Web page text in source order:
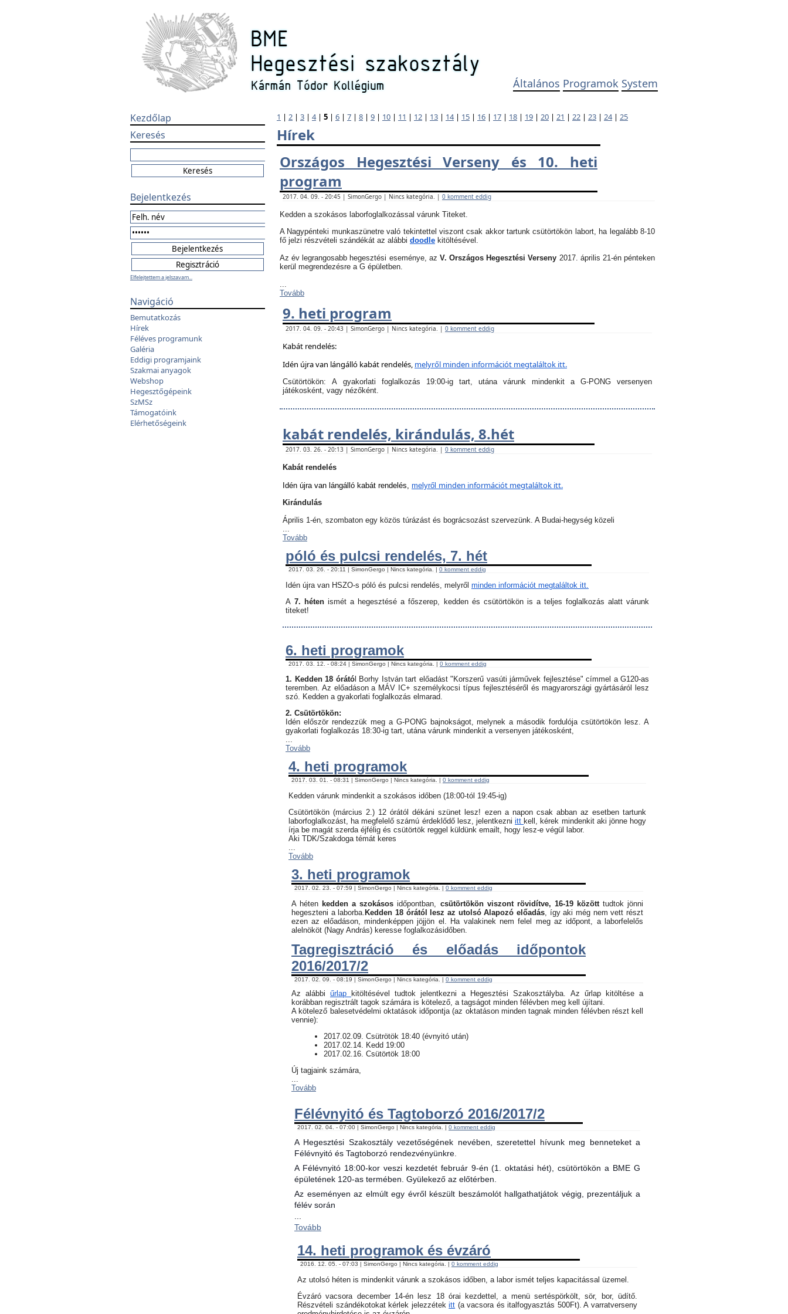
Általános Programok System
Kezdőlap
Keresés
Bejelentkezés
Elfelejtettem a jelszavam...
Navigáció
Bemutatkozás
Hírek
Féléves programunk
Galéria
Eddigi programjaink
Szakmai anyagok
Webshop
Hegesztőgépeink
SzMSz
Támogatóink
Elérhetőségeink
1 | 2 | 3 | 4| 5 | 6 | 7 | 8 | 9 | 10 | 11 | 12 | 13 | 14| 15 | 16 | 17 | 18 | 19 | 20 | 21 | 22 | 23 | 24| 25
Hírek
Országos Hegesztési Verseny és 10. heti
program
2017. 04. 09. - 20:45 | SimonGergo | Nincs kategória. | 0 komment eddig
Kedden a szokásos laborfoglalkozással várunk Titeket.
A Nagypénteki munkaszünetre való tekintettel viszont csak akkor tartunk csütörtökön labort, ha legalább 8-10
fő jelzi részvételi szándékát az alábbi doodle kitöltésével.
Az év legrangosabb hegesztési eseménye, az V. Országos Hegesztési Verseny 2017. április 21-én pénteken
kerül megrendezésre a G épületben.
...
Tovább
9. heti program
2017. 04. 09. - 20:43 | SimonGergo | Nincs kategória. | 0 komment eddig
Kabát rendelés:
Idén újra van lángálló kabát rendelés, melyről minden információt megtaláltok itt.
Csütörtökön: A gyakorlati foglalkozás 19:00-ig tart, utána várunk mindenkit a G-PONG versenyen
játékosként, vagy nézőként.
kabát rendelés, kirándulás, 8.hét
2017. 03. 26. - 20:13 | SimonGergo | Nincs kategória. | 0 komment eddig
Kabát rendelés
Idén újra van lángálló kabát rendelés, melyről minden információt megtaláltok itt.
Kirándulás
Április 1-én, szombaton egy közös túrázást és bográcsozást szervezünk. A Budai-hegység közeli
...
Tovább
póló és pulcsi rendelés, 7. hét
2017. 03. 26. - 20:11 | SimonGergo | Nincs kategória. | 0 komment eddig
Idén újra van HSZO-s póló és pulcsi rendelés, melyről minden információt megtaláltok itt.
A7. hétenismét a hegesztésé a főszerep, kedden és csütörtökön is a teljes foglalkozás alatt várunk
titeket!
6. heti programok
2017. 03. 12. - 08:24 | SimonGergo | Nincs kategória. | 0 komment eddig
1. Kedden 18 órától Borhy István tart előadást "Korszerű vasúti járművek fejlesztése" címmel a G120-as
teremben. Az előadáson a MÁV IC+ személykocsi típus fejlesztéséről és magyarországi gyártásáról lesz
szó. Kedden a gyakorlati foglalkozás elmarad.
2. Csütörtökön:
Idén először rendezzük meg a G-PONG bajnokságot, melynek a második fordulója csütörtökön lesz. A
gyakorlati foglalkozás 18:30-ig tart, utána várunk mindenkit a versenyen játékosként,
...
Tovább
4. heti programok
2017. 03. 01. - 08:31 | SimonGergo | Nincs kategória. | 0 komment eddig
Kedden várunk mindenkit a szokásos időben (18:00-tól 19:45-ig)
Csütörtökön (március 2.) 12 órától dékáni szünet lesz! ezen a napon csak abban az esetben tartunk
laborfoglalkozást, ha megfelelő számú érdeklődő lesz, jelentkezniitt kell, kérek mindenkit aki jönne hogy
írja be magát szerda éjfélig és csütörtök reggel küldünk emailt, hogy lesz-e végül labor.
Aki TDK/Szakdoga témát keres
Tovább
3. heti programok
2017. 02. 23. - 07:59 | SimonGergo | Nincs kategória. | 0 komment eddig
A héten kedden a szokásos időpontban, csütörtökön viszont rövidítve, 16-19 között tudtok jönni
hegeszteni a laborba.Kedden 18 órától lesz az utolsó Alapozó előadás , így aki még nem vett részt
ezen az előadáson, mindenképpen jöjjön el. Ha valakinek nem felel meg az időpont, a laborfelelős
alelnököt (Nagy András) keresse foglalkozásidőben.
Tagregisztráció és előadás időpontok
2016/2017/2
2017. 02. 09. - 08:19 | SimonGergo | Nincs kategória. | 0 komment eddig
Az alábbi űrlap
kitöltésével tudtok jelentkezni a Hegesztési Szakosztályba. Az űrlap kitöltése a
korábban regisztrált tagok számára is kötelező, a tagságot minden félévben meg kell újítani.
​A kötelező balesetvédelmi oktatások időpontja (az oktatáson minden tagnak minden félévben részt kell
vennie):
​2017.02.09. Csütrötök 18:40 (évnyitó után)
2017.02.14. Kedd 19:00
2017.02.16. Csütörtök 18:00
Új tagjaink számára,
...
Tovább
Félévnyitó és Tagtoborzó 2016/2017/2
2017. 02. 04. - 07:00 | SimonGergo | Nincs kategória. | 0 komment eddig
A Hegesztési Szakosztály vezetőségének nevében, szeretettel hívunk meg benneteket a
Félévnyitó és Tagtoborzó rendezvényünkre.
A Félévnyitó 18:00-kor veszi kezdetét február 9-én (1. oktatási hét), csütörtökön a BME G
épületének 120-as termében. Gyülekező az előtérben.
Az eseményen az elmúlt egy évről készült beszámolót hallgathatjátok végig, prezentáljuk a
félév során
...
Tovább
14. heti programok és évzáró
2016. 12. 05. - 07:03 | SimonGergo | Nincs kategória. | 0 komment eddig
Az utolsó héten is mindenkit várunk a szokásos időben, a labor ismét teljes kapacitással üzemel.
Évzáró vacsora december 14-én lesz 18 órai kezdettel, a menü sertéspörkölt, sör, bor, üdítő.
Részvételi szándékotokat kérlek jelezzétekitt (a vacsora és italfogyasztás 500Ft). A varratverseny